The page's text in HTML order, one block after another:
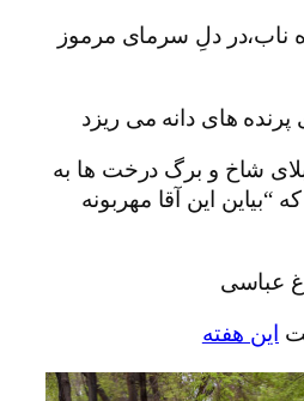
ناب،در دلِ سرمای مرموز
های دانه می ریزد
شاخ و برگ درخت ها به
“بیاین این آقا مهربونه
عباسی
این هفته